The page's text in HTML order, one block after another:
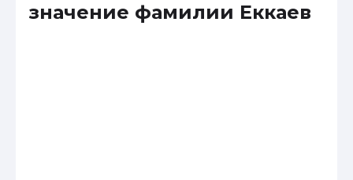
значение фамилии Еккаев